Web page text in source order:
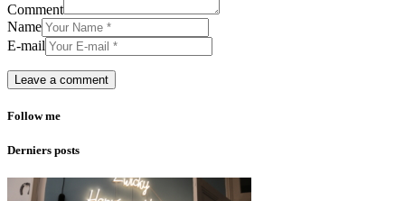
Comment
Name
E-mail
Follow me
Derniers posts